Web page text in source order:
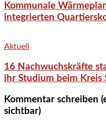
Kommunale
integrierten
Aktuell
16 Nachwuchskräfte
ihr Studium beim Kreis
Kommentar schreiben
sichtbar)